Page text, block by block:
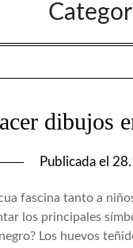
dibujos
Publicada el
fascina tanto a
los principales
Los huevos